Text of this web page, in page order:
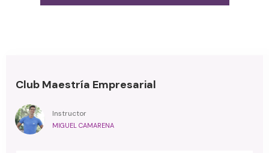
Club Maestría Empresarial
Instructor
MIGUEL CAMARENA